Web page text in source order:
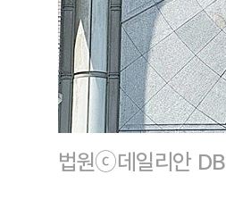
법원ⓒ데일리안 DB